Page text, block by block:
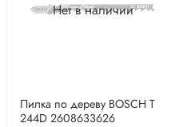
Нет в наличии
Пилка по дереву BOSCH Т
244D 2608633626